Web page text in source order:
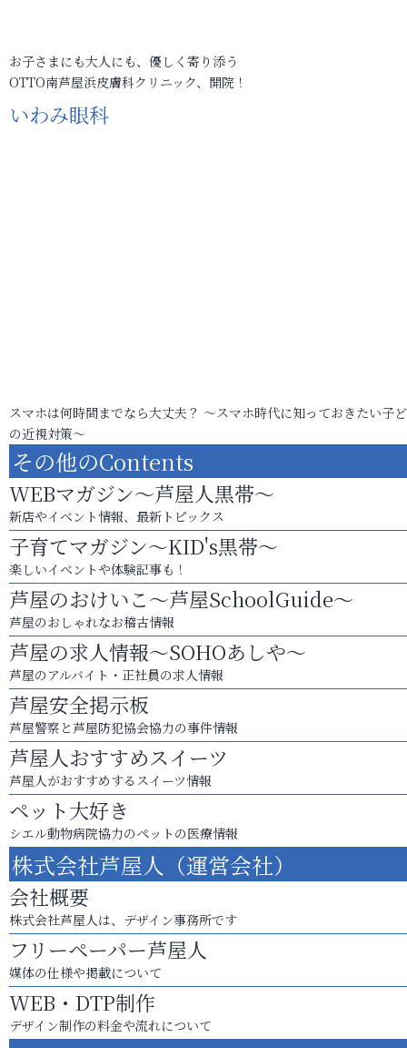
お子さまにも大人にも、優しく寄り添う
OTTO南芦屋浜皮膚科クリニック、開院！
いわみ眼科
スマホは何時間までなら大丈夫？ ～スマホ時代に知っておきたい子
の近視対策～
その他のContents
WEBマガジン～芦屋人黒帯～
新店やイベント情報、最新トピックス
子育てマガジン～KID's黒帯～
楽しいイベントや体験記事も！
芦屋のおけいこ～芦屋SchoolGuide～
芦屋のおしゃれなお稽古情報
芦屋の求人情報～SOHOあしや～
芦屋のアルバイト・正社員の求人情報
芦屋安全掲示板
芦屋警察と芦屋防犯協会協力の事件情報
芦屋人おすすめスイーツ
芦屋人がおすすめするスイーツ情報
ペット大好き
シエル動物病院協力のペットの医療情報
株式会社芦屋人（運営会社）
会社概要
株式会社芦屋人は、デザイン事務所です
フリーペーパー芦屋人
媒体の仕様や掲載について
WEB・DTP制作
デザイン制作の料金や流れについて